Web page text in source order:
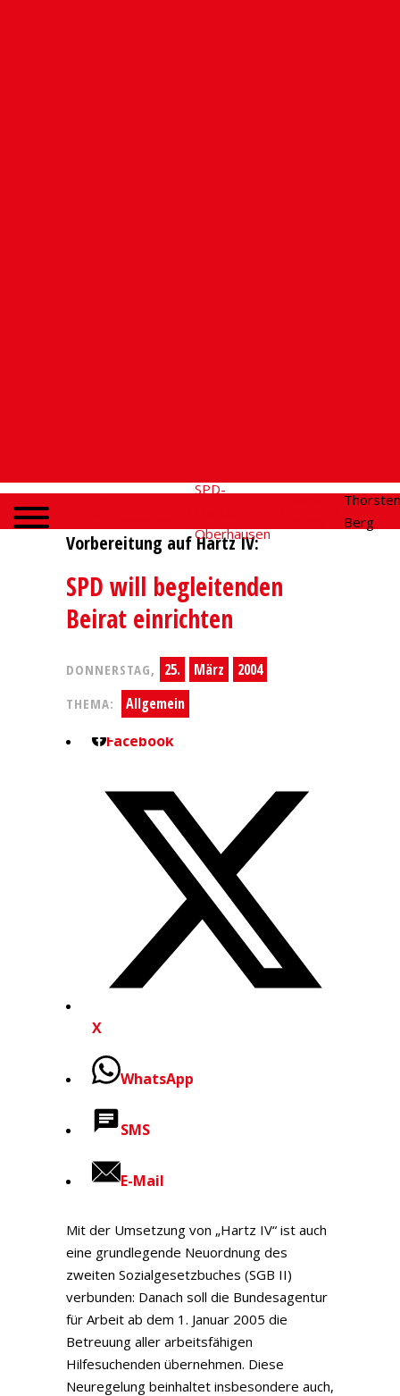
SPD-
Oberhausen
Thorsten
Berg
Vorbereitung auf Hartz IV:
SPD will begleitenden
Beirat einrichten
DONNERSTAG, 25. März 2004
THEMA:
Allgemein
Facebook
X
WhatsApp
SMS
E-Mail
Mit der Umsetzung von „Hartz IV“ ist auch
eine grundlegende Neuordnung des
zweiten Sozialgesetzbuches (SGB II)
verbunden: Danach soll die Bundesagentur
für Arbeit ab dem 1. Januar 2005 die
Betreuung aller arbeitsfähigen
Hilfesuchenden übernehmen. Diese
Neuregelung beinhaltet insbesondere auch,